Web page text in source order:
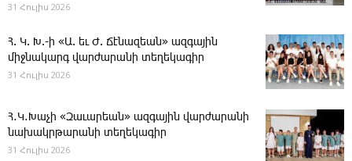
31 Հուլիս 2026
Հ. Կ. Խ.-ի «Ա. եւ Ժ. ­Ճէնազեան» ազգային
միջնակարգ վարժարանի տեղեկագիր
31 Հուլիս 2026
Հ․Կ․Խաչի «Զաւարեան» ազգային վարժարանի
նախակրթարանի տեղեկագիր
31 Հուլիս 2026